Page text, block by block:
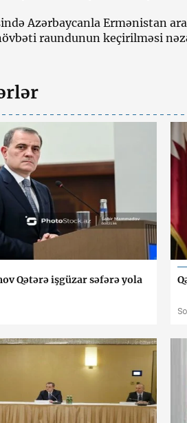
Azərbaycanla Ermənistan
raundunun keçirilməsi
Qətərə işgüzar səfərə yola